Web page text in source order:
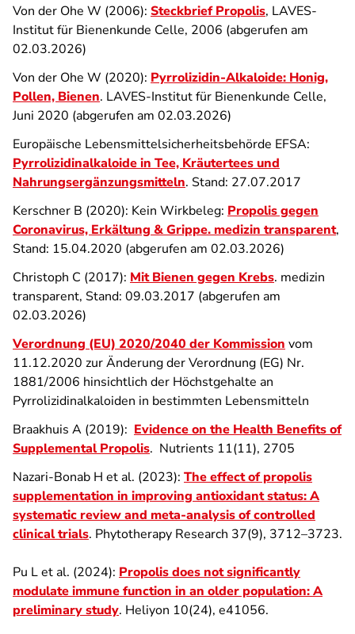
Von der Ohe W (2006): Steckbrief Propolis, LAVES-
Institut für Bienenkunde Celle, 2006 (abgerufen am
02.03.2026)
Von der Ohe W (2020): Pyrrolizidin-Alkaloide: Honig,
Pollen, Bienen. LAVES-Institut für Bienenkunde Celle,
Juni 2020 (abgerufen am 02.03.2026)
Europäische Lebensmittelsicherheitsbehörde EFSA:
Pyrrolizidinalkaloide in Tee, Kräutertees und
Nahrungsergänzungsmitteln. Stand: 27.07.2017
Kerschner B (2020): Kein Wirkbeleg: Propolis gegen
Coronavirus, Erkältung & Grippe. medizin transparent,
Stand: 15.04.2020 (abgerufen am 02.03.2026)
Christoph C (2017): Mit Bienen gegen Krebs. medizin
transparent, Stand: 09.03.2017 (abgerufen am
02.03.2026)
Verordnung (EU) 2020/2040 der Kommission vom
11.12.2020 zur Änderung der Verordnung (EG) Nr.
1881/2006 hinsichtlich der Höchstgehalte an
Pyrrolizidinalkaloiden in bestimmten Lebensmitteln
Braakhuis A (2019): Evidence on the Health Benefits of
Supplemental Propolis. Nutrients 11(11), 2705
Nazari-Bonab H et al. (2023): The effect of propolis
supplementation in improving antioxidant status: A
systematic review and meta-analysis of controlled
clinical trials. Phytotherapy Research 37(9), 3712–3723.
Pu L et al. (2024): Propolis does not significantly
modulate immune function in an older population: A
preliminary study. Heliyon 10(24), e41056.